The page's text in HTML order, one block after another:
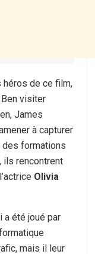
héros de ce film,
visiter
James
à capturer
des formations
ils rencontrent
Olivia
a été joué par
mais il leur